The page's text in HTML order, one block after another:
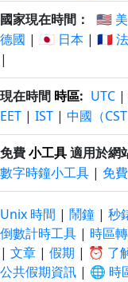
國家現在時間： 🇺🇸
德國 | 🇯🇵 日本 | 🇫🇷
|
現在時間 時區: UTC |
EET | IST | 中國（CST
免費小工具適用於網
數字時鐘小工具 | 免
Unix 時間 | 鬧鐘 | 秒
倒數計時工具 | 時區
| 文章 | 假期 | ⏰ 了
公共假期資訊 | 🌐 時